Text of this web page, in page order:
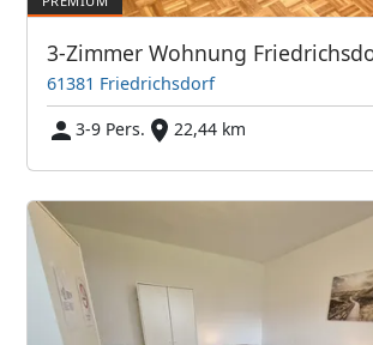
61381 Friedrichsdorf
3-9 Pers.
22,44 km